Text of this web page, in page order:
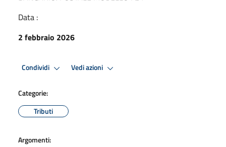
Data :
2 febbraio 2026
Condividi Vedi azioni
Categorie:
Tributi
Argomenti: